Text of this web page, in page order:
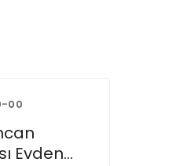
00
Evden...